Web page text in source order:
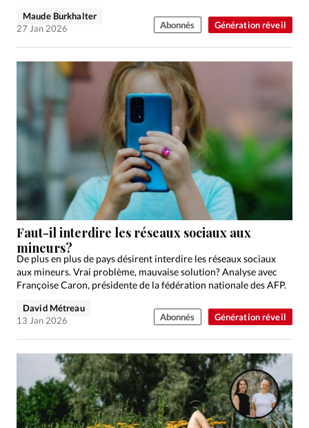
Génération réveil
Maude Burkhalter
27 Jan 2026
Abonnés
Génération réveil
Faut-il interdire les réseaux sociaux aux
mineurs?
De plus en plus de pays désirent interdire les réseaux sociaux
aux mineurs. Vrai problème, mauvaise solution? Analyse avec
Françoise Caron, présidente de la fédération nationale des AFP.
David Métreau
13 Jan 2026
Abonnés